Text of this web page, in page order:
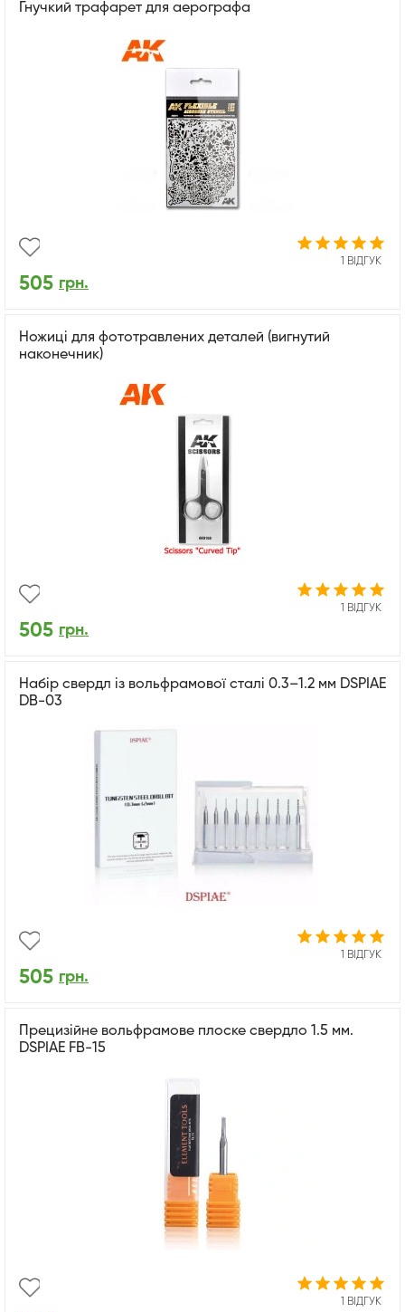
Гнучкий трафарет для аерографа
1 ВІДГУК
505 грн.
Ножиці для фототравлених деталей (вигнутий
наконечник)
1 ВІДГУК
505 грн.
Набір свердл із вольфрамової сталі 0.3–1.2 мм DSPIAE
DB-03
1 ВІДГУК
505 грн.
Прецизійне вольфрамове плоске свердло 1.5 мм.
DSPIAE FB-15
1 ВІДГУК